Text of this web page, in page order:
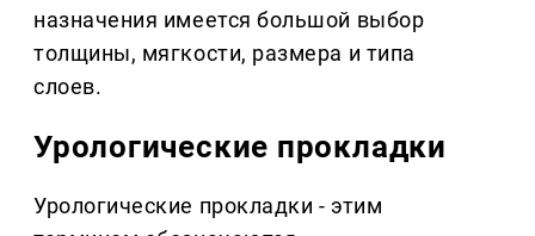
назначения имеется большой выбор
толщины, мягкости, размера и типа
слоев.
Урологические прокладки
Урологические прокладки - этим